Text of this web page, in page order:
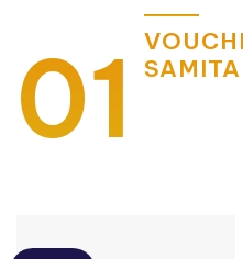
01
SAMITA